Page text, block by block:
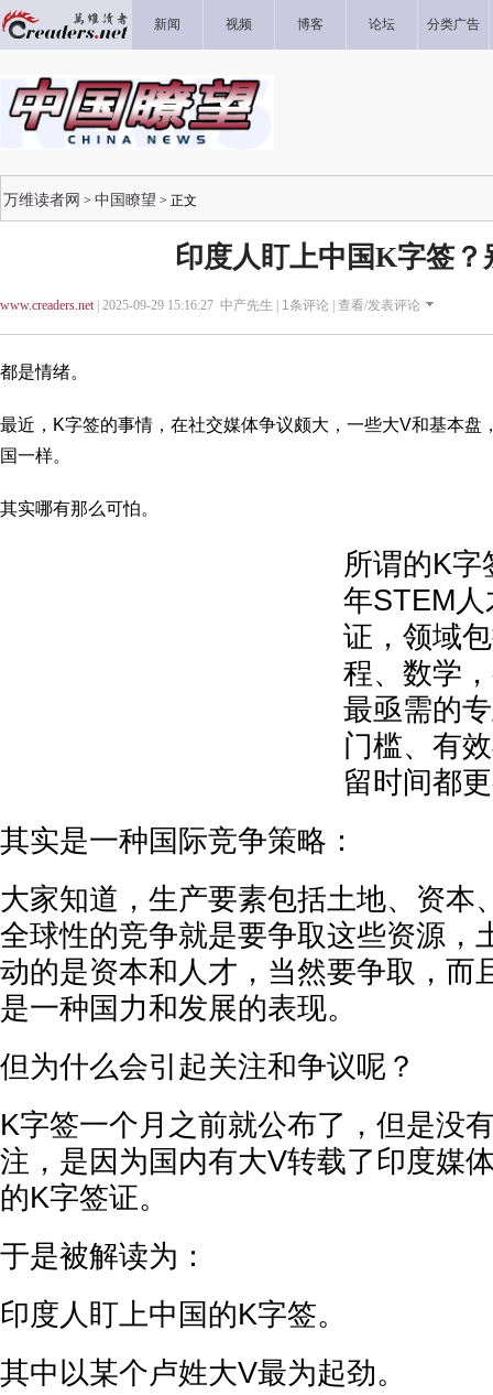
新闻 视频 博客 论坛 分类广告
万维读者网 > 中国瞭望 > 正文
印度人盯上中国K字签？
www.creaders.net| 2025-09-29 15:16:27 中产先生 | 1条评论 | 查看/发表评论
都是情绪。
最近，K字签的事情，在社交媒体争议颇大，一些大V和基本盘
国一样。
其实哪有那么可怕。
所谓的K字
年STEM
证，领域
程、数学
最亟需的
门槛、有
留时间都
其实是一种国际竞争策略：
大家知道，生产要素包括土地、资本
全球性的竞争就是要争取这些资源，
动的是资本和人才，当然要争取，而
是一种国力和发展的表现。
但为什么会引起关注和争议呢？
K字签一个月之前就公布了，但是没
注，是因为国内有大V转载了印度媒
的K字签证。
于是被解读为：
印度人盯上中国的K字签。
其中以某个卢姓大V最为起劲。